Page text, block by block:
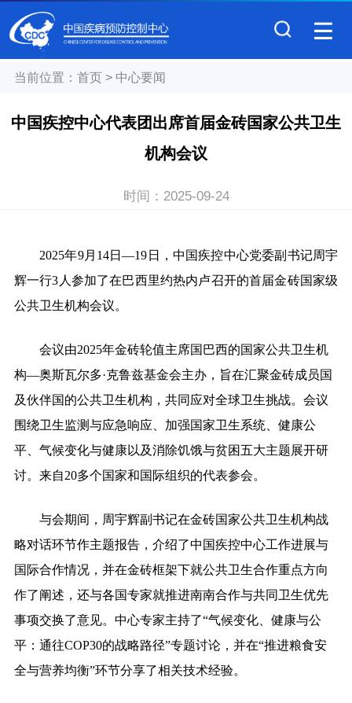
当前位置： 首页> 中心要闻
中国疾控中心代表团出席首届金砖国家公共卫生
机构会议
时间： 2025-09-24
2025年9月14日—19日，中国疾控中心党委副书记周宇
辉一行3人参加了在巴西里约热内卢召开的首届金砖国家级
公共卫生机构会议。
会议由2025年金砖轮值主席国巴西的国家公共卫生机
构—奥斯瓦尔多·克鲁兹基金会主办，旨在汇聚金砖成员国
及伙伴国的公共卫生机构，共同应对全球卫生挑战。会议
围绕卫生监测与应急响应、加强国家卫生系统、健康公
平、气候变化与健康以及消除饥饿与贫困五大主题展开研
讨。来自20多个国家和国际组织的代表参会。
与会期间，周宇辉副书记在金砖国家公共卫生机构战
略对话环节作主题报告，介绍了中国疾控中心工作进展与
国际合作情况，并在金砖框架下就公共卫生合作重点方向
作了阐述，还与各国专家就推进南南合作与共同卫生优先
事项交换了意见。中心专家主持了“气候变化、健康与公
平：通往COP30的战略路径”专题讨论，并在“推进粮食安
全与营养均衡”环节分享了相关技术经验。